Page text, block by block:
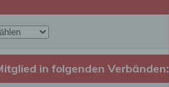
in folgenden Verbänden: